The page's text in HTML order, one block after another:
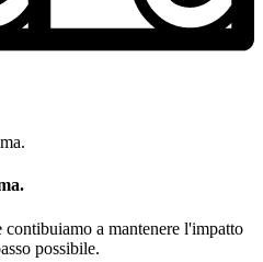
a mantenere l'impatto
possibile.